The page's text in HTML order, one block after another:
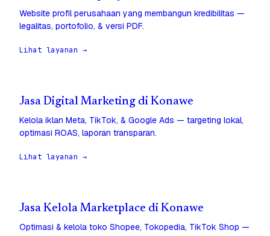
Website profil perusahaan yang membangun kredibilitas —
legalitas, portofolio, & versi PDF.
Lihat layanan →
Jasa Digital Marketing di Konawe
Kelola iklan Meta, TikTok, & Google Ads — targeting lokal,
optimasi ROAS, laporan transparan.
Lihat layanan →
Jasa Kelola Marketplace di Konawe
Optimasi & kelola toko Shopee, Tokopedia, TikTok Shop —